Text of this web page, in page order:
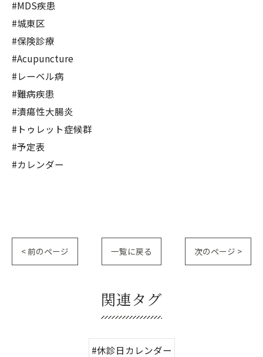
#MDS疾患
#城東区
#保険診療
#Acupuncture
#レーベル病
#難病疾患
#潰瘍性大腸炎
#トゥレット症候群
#予定表
#カレンダー
< 前のページ 一覧に戻る 次のページ >
関連タグ
#休診日カレンダー